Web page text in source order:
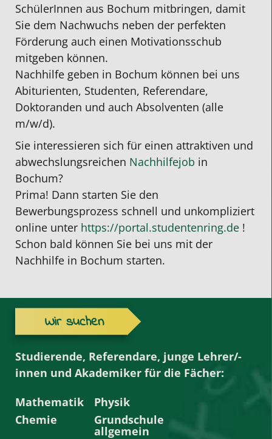
SchülerInnen aus Bochum mitbringen, damit
Sie dem Nachwuchs neben der perfekten
Förderung auch einen Motivationsschub
mitgeben können.
Nachhilfe geben in Bochum können bei uns
Abiturienten, Studenten, Referendare,
Doktoranden und auch Absolventen (alle
m/w/d).
Sie interessieren sich für einen attraktiven und
abwechslungsreichen Nachhilfejob in
Bochum?
Prima! Dann starten Sie den
Bewerbungsprozess schnell und unkompliziert
online unter https://portal.studentenring.de !
Schon bald können Sie bei uns mit der
Nachhilfe in Bochum starten.
Wir suchen
Studierende, Referendare, junge Lehrer/-
innen und Akademiker für die Fächer:
Mathematik
Physik
Chemie
Grundschule
allgemein